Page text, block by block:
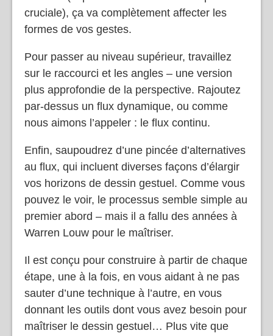
cruciale), ça va complètement affecter les
formes de vos gestes.
Pour passer au niveau supérieur, travaillez
sur le raccourci et les angles – une version
plus approfondie de la perspective. Rajoutez
par-dessus un flux dynamique, ou comme
nous aimons l’appeler : le flux continu.
Enfin, saupoudrez d’une pincée d’alternatives
au flux, qui incluent diverses façons d’élargir
vos horizons de dessin gestuel. Comme vous
pouvez le voir, le processus semble simple au
premier abord – mais il a fallu des années à
Warren Louw pour le maîtriser.
Il est conçu pour construire à partir de chaque
étape, une à la fois, en vous aidant à ne pas
sauter d’une technique à l’autre, en vous
donnant les outils dont vous avez besoin pour
maîtriser le dessin gestuel… Plus vite que